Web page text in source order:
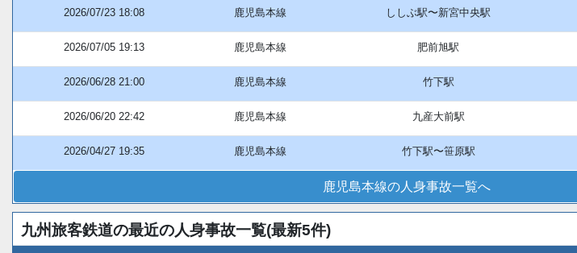
2026/07/23 18:08 鹿児島本線 ししぶ駅〜新宮中央駅
2026/07/05 19:13 鹿児島本線 肥前旭駅
2026/06/28 21:00 鹿児島本線 竹下駅
2026/06/20 22:42 鹿児島本線 九産大前駅
2026/04/27 19:35 鹿児島本線 竹下駅〜笹原駅
鹿児島本線の人身事故一覧へ
九州旅客鉄道の最近の人身事故一覧(最新5件)